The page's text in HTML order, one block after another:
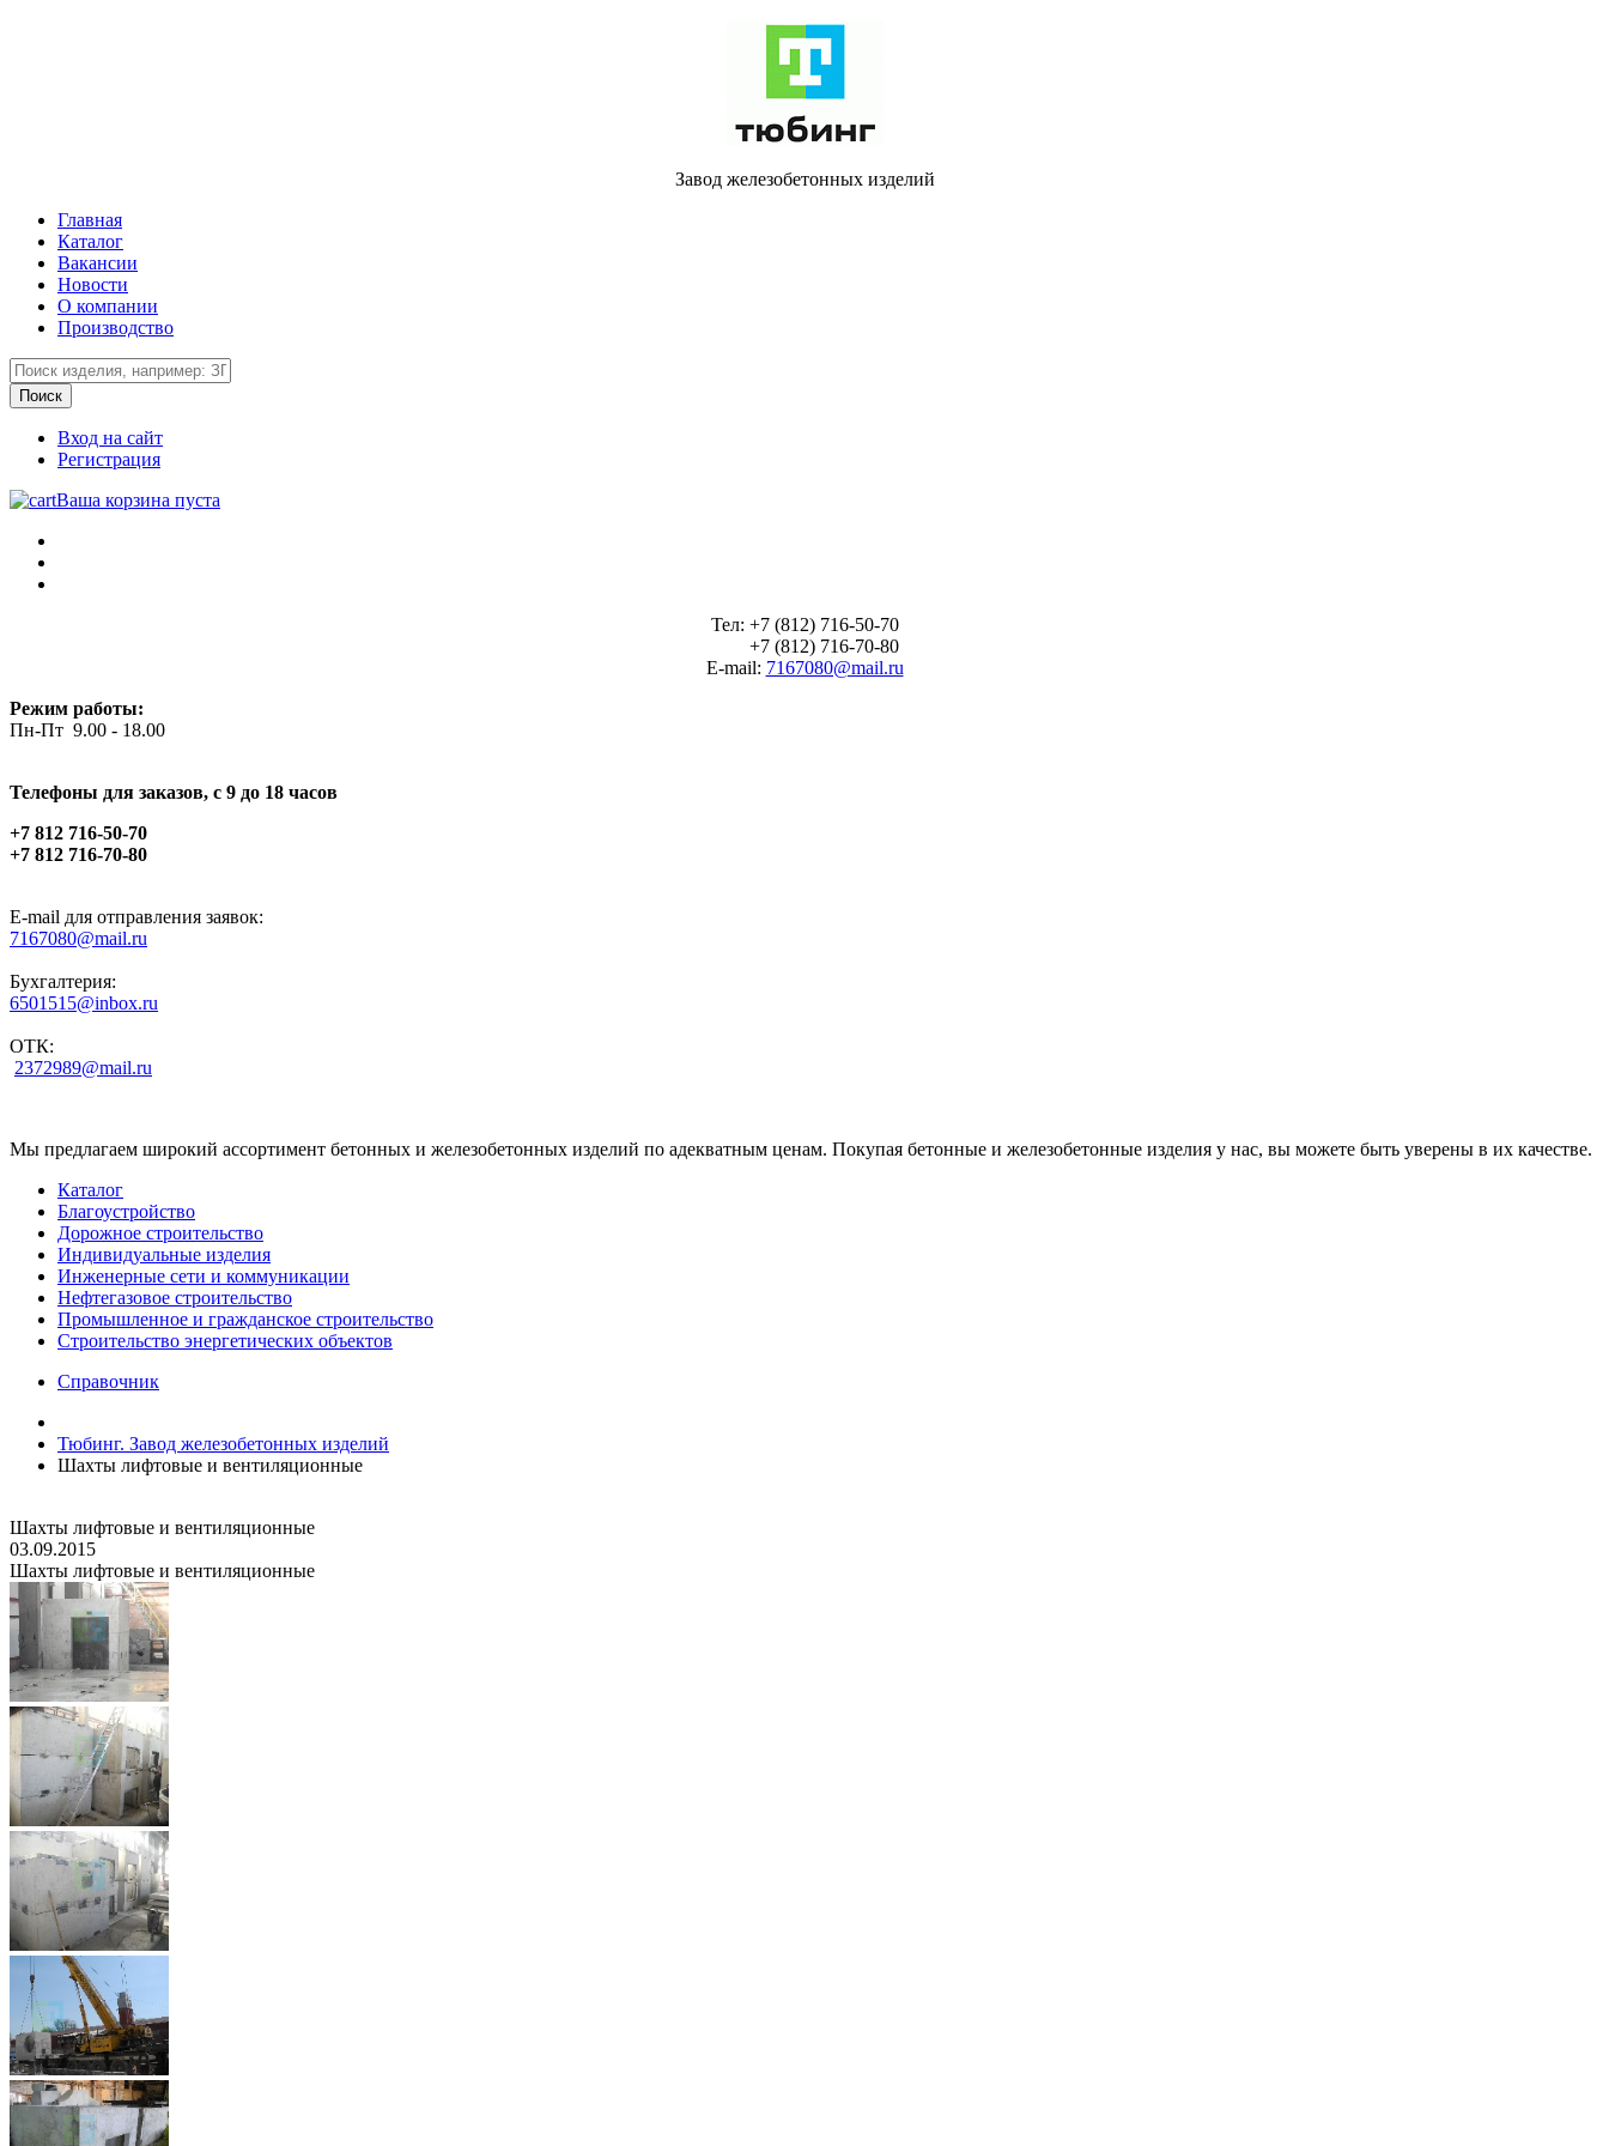
Завод железобетонных изделий
Главная
Каталог
Вакансии
Новости
О компании
Производство
Вход на сайт
Регистрация
Ваша корзина пуста
Тел: +7 (812) 716-50-70
+7 (812) 716-70-80
E-mail: 7167080@mail.ru
Режим работы:
Пн-Пт 9.00 - 18.00
Телефоны для заказов, c 9 до 18 часов
+7 812 716-50-70
+7 812 716-70-80
E-mail для отправления заявок:
7167080@mail.ru
Бухгалтерия:
6501515@inbox.ru
ОТК:
2372989@mail.ru
Мы предлагаем широкий ассортимент бетонных и железобетонных изделий по адекватным ценам. Покупая бетонные и железобетонные изделия у нас, вы можете быть уверены в их качестве.
Каталог
Благоустройство
Дорожное строительство
Индивидуальные изделия
Инженерные сети и коммуникации
Нефтегазовое строительство
Промышленное и гражданское строительство
Строительство энергетических объектов
Справочник
Тюбинг. Завод железобетонных изделий
Шахты лифтовые и вентиляционные
Шахты лифтовые и вентиляционные
03.09.2015
Шахты лифтовые и вентиляционные